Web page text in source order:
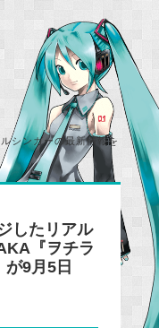
シンガーの最新情報を
したリアル
『ヲチラ
9月5日